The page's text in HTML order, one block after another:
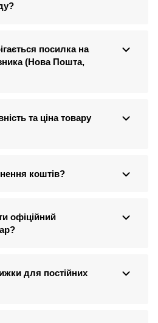
посилка на
(Нова Пошта,
та ціна товару
коштів?
офіційний
для постійних